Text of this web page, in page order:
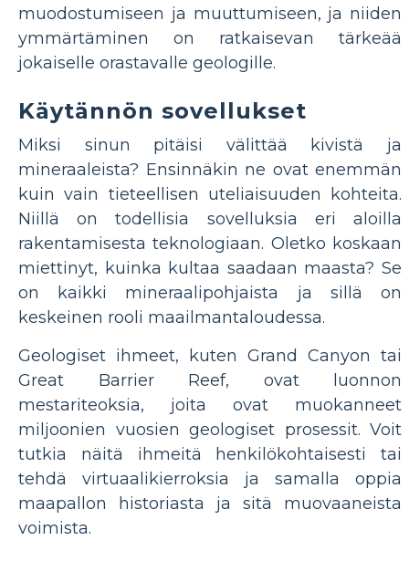
muodostumiseen ja muuttumiseen, ja niiden
ymmärtäminen on ratkaisevan tärkeää
jokaiselle orastavalle geologille.
Käytännön sovellukset
Miksi sinun pitäisi välittää kivistä ja
mineraaleista? Ensinnäkin ne ovat enemmän
kuin vain tieteellisen uteliaisuuden kohteita.
Niillä on todellisia sovelluksia eri aloilla
rakentamisesta teknologiaan. Oletko koskaan
miettinyt, kuinka kultaa saadaan maasta? Se
on kaikki mineraalipohjaista ja sillä on
keskeinen rooli maailmantaloudessa.
Geologiset ihmeet, kuten Grand Canyon tai
Great Barrier Reef, ovat luonnon
mestariteoksia, joita ovat muokanneet
miljoonien vuosien geologiset prosessit. Voit
tutkia näitä ihmeitä henkilökohtaisesti tai
tehdä virtuaalikierroksia ja samalla oppia
maapallon historiasta ja sitä muovaaneista
voimista.